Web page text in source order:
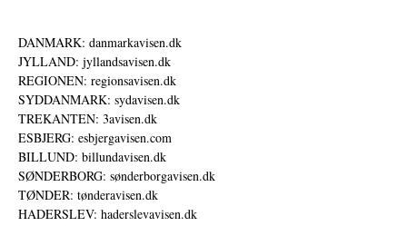
DANMARK: danmarkavisen.dk
JYLLAND: jyllandsavisen.dk
REGIONEN: regionsavisen.dk
SYDDANMARK: sydavisen.dk
TREKANTEN: 3avisen.dk
ESBJERG: esbjergavisen.com
BILLUND: billundavisen.dk
SØNDERBORG: sønderborgavisen.dk
TØNDER: tønderavisen.dk
HADERSLEV: haderslevavisen.dk